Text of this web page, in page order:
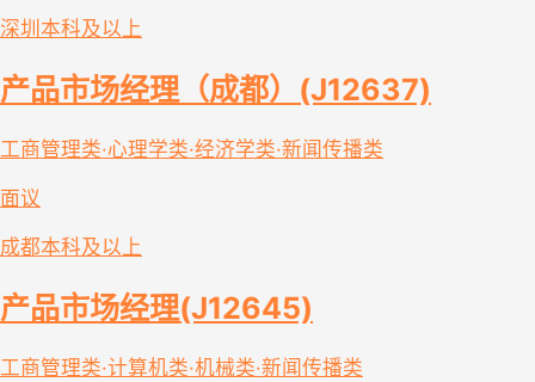
深圳 本科及以上
产品市场经理（成都）(J12637)
工商管理类·心理学类·经济学类·新闻传播类
面议
成都本科及以上
产品市场经理(J12645)
工商管理类·计算机类·机械类·新闻传播类